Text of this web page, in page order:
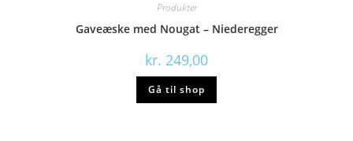
Produkter
Gaveæske med Nougat – Niederegger
kr. 249,00
Gå til shop